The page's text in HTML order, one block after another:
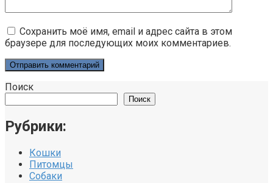
Сохранить моё имя, email и адрес сайта в этом
браузере для последующих моих комментариев.
Поиск
Поиск
Рубрики:
Кошки
Питомцы
Собаки